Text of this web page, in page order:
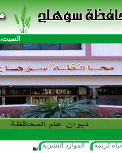
السبت، 8 أغسطس 2026، 6:11:08 م
كريمه الموارد البشرية